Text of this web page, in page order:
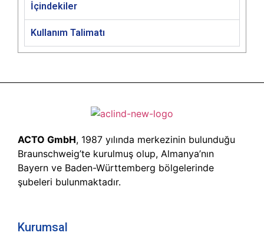
İçindekiler
Kullanım Talimatı
ACTO GmbH, 1987 yılında merkezinin bulunduğu
Braunschweig’te kurulmuş olup, Almanya’nın
Bayern ve Baden-Württemberg bölgelerinde
şubeleri bulunmaktadır.
Kurumsal